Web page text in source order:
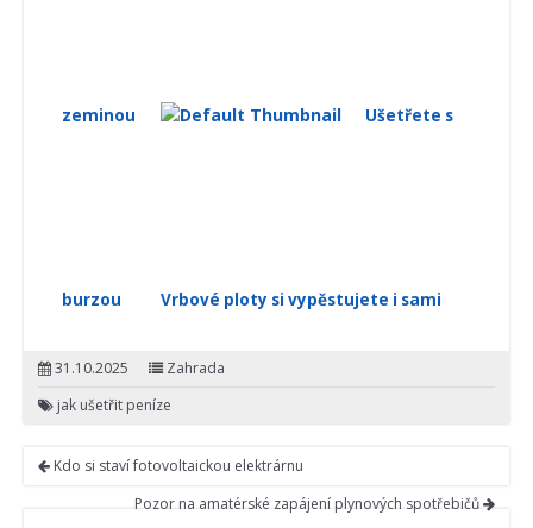
zeminou Ušetřete s
burzou Vrbové ploty si vypěstujete i sami
31.10.2025
Zahrada
jak ušetřit peníze
Kdo si staví fotovoltaickou elektrárnu
Pozor na amatérské zapájení plynových spotřebičů